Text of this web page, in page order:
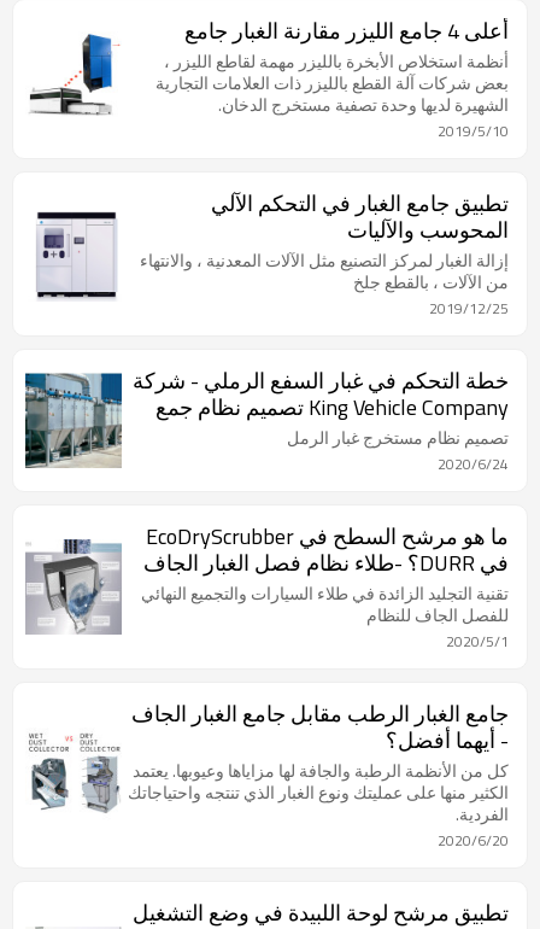
أعلى 4 جامع الليزر مقارنة الغبار جامع
أنظمة استخلاص الأبخرة بالليزر مهمة لقاطع الليزر ،
بعض شركات آلة القطع بالليزر ذات العلامات التجارية
الشهيرة لديها وحدة تصفية مستخرج الدخان.
2019/5/10
تطبيق جامع الغبار في التحكم الآلي
المحوسب والآليات
إزالة الغبار لمركز التصنيع مثل الآلات المعدنية ، والانتهاء
من الآلات ، بالقطع جلخ
2019/12/25
خطة التحكم في غبار السفع الرملي - شركة
King Vehicle Company تصميم نظام جمع
غبار غرفة السفع الرملي
تصميم نظام مستخرج غبار الرمل
2020/6/24
ما هو مرشح السطح في EcoDryScrubber
في DURR؟ -طلاء نظام فصل الغبار الجاف
تقنية التجليد الزائدة في طلاء السيارات والتجميع النهائي
للفصل الجاف للنظام
2020/5/1
جامع الغبار الرطب مقابل جامع الغبار الجاف
- أيهما أفضل؟
كل من الأنظمة الرطبة والجافة لها مزاياها وعيوبها. يعتمد
الكثير منها على عمليتك ونوع الغبار الذي تنتجه واحتياجاتك
الفردية.
2020/6/20
تطبيق مرشح لوحة اللبيدة في وضع التشغيل